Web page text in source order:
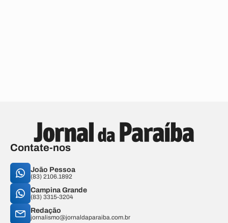
Contate-nos
João Pessoa
(83) 2106.1892
Campina Grande
(83) 3315-3204
Redação
jornalismo@jornaldaparaiba.com.br